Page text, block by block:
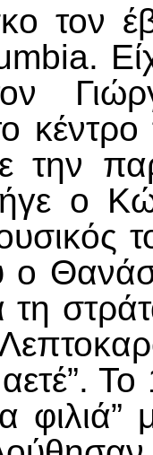
τον
την
ο
ο
τη
Το